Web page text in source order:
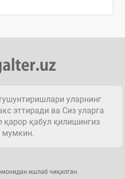
уларнинг
эттиради ва Сиз уларга
қарор қабул қилишингиз
мумкин.
ишлаб чиқилган.